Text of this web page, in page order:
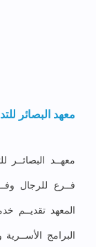
معهد البصائر
فــرع للرجال
المعهد تقديــم
البرامج